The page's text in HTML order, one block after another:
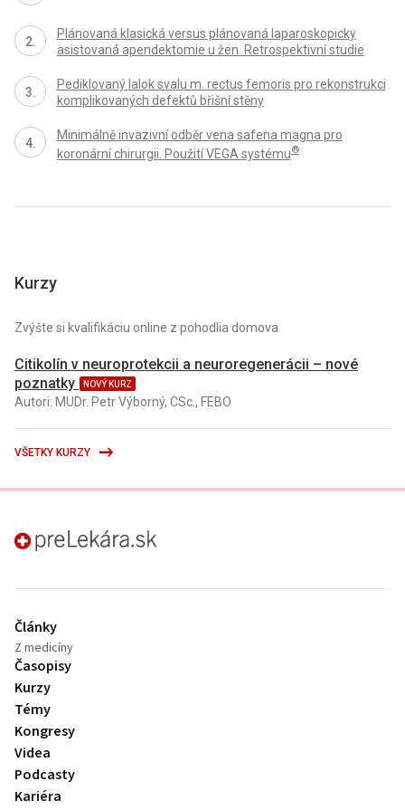
Plánovaná klasická versus plánovaná laparoskopicky
asistovaná apendektomie u žen. Retrospektivní studie
Pediklovaný lalok svalu m. rectus femoris pro rekonstrukci
komplikovaných defektů břišní stěny
Minimálně invazivní odběr vena safena magna pro
koronární chirurgii. Použití VEGA systému®
Kurzy
Zvýšte si kvalifikáciu online z pohodlia domova
Citikolín v neuroprotekcii a neuroregenerácii – nové
poznatky
NOVÝ KURZ
Autori: MUDr. Petr Výborný, CSc., FEBO
VŠETKY KURZY
preLekára.sk
Články
Z medicíny
Časopisy
Kurzy
Témy
Kongresy
Videa
Podcasty
Kariéra